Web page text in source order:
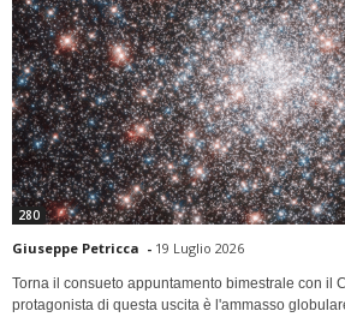
280
Giuseppe Petricca - 19 Luglio 2026
Torna il consueto appuntamento bimestrale con il
protagonista di questa uscita è l'ammasso